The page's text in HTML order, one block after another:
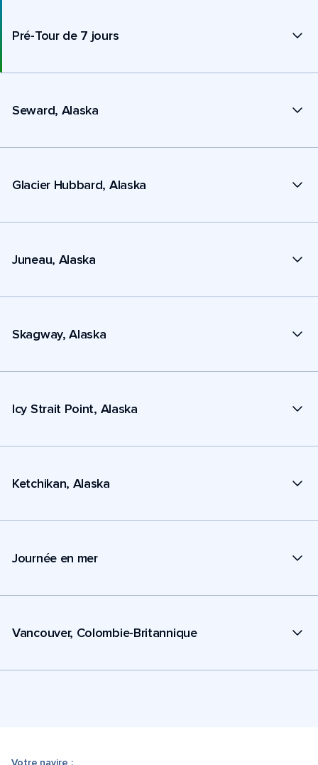
Pré-Tour de 7 jours
Seward, Alaska
Glacier Hubbard, Alaska
Juneau, Alaska
Skagway, Alaska
Icy Strait Point, Alaska
Ketchikan, Alaska
Journée en mer
Vancouver, Colombie-Britannique
Votre navire :